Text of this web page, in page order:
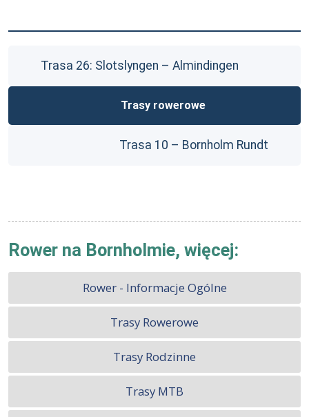
Trasa 26: Slotslyngen – Almindingen
Trasy rowerowe
Trasa 10 – Bornholm Rundt
Rower na Bornholmie, więcej:
Rower - Informacje Ogólne
Trasy Rowerowe
Trasy Rodzinne
Trasy MTB